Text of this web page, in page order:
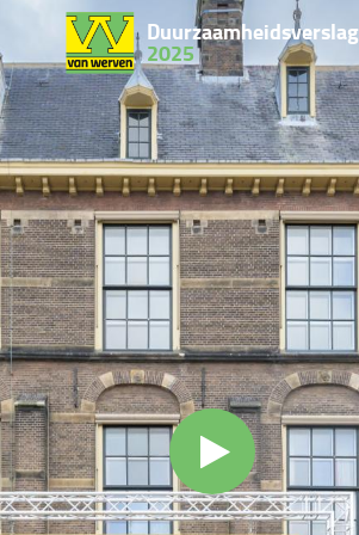
Duurzaamheidsverslag
2025